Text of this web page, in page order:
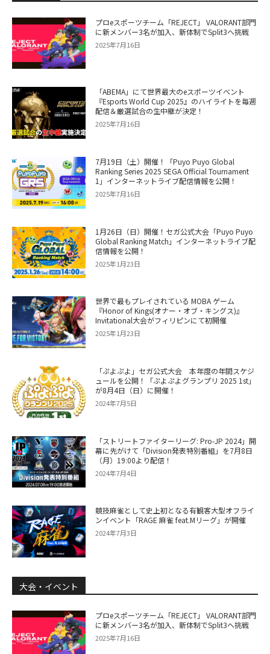
プロeスポーツチーム「REJECT」 VALORANT部門
に新メンバー3名が加入、新体制でSplit3へ挑戦
2025年7月16日
「ABEMA」にて世界最大のeスポーツイベント
『Esports World Cup 2025』のハイライトを毎週
配信＆厳選試合の生中継が決定！
2025年7月16日
7月19日（土）開催！「Puyo Puyo Global
Ranking Series 2025 SEGA Official Tournament
1」インターネットライブ配信情報を公開！
2025年7月16日
1月26日（日）開催！セガ公式大会「Puyo Puyo
Global Ranking Match」インターネットライブ配
信情報を公開！
2025年1月23日
世界で最もプレイされている MOBA ゲーム
『Honor of Kings(オナー・オブ・キングス)』
Invitational大会がフィリピンにて初開催
2025年1月23日
「ぷよぷよ」セガ公式大会 本年度の年間スケジ
ュールを公開！「ぷよぷよグランプリ 2025 1st」
が8月4日（日）に開催！
2024年7月5日
「ストリートファイターリーグ: Pro-JP 2024」開
幕に先がけて「Division発表特別番組」を7月8日
（月）19:00より配信！
2024年7月4日
競技麻雀として史上初となる有観客大型オフライ
ンイベント「RAGE 麻雀 feat.Mリーグ」が開催
2024年7月3日
大会・イベント
プロeスポーツチーム「REJECT」 VALORANT部門
に新メンバー3名が加入、新体制でSplit3へ挑戦
2025年7月16日